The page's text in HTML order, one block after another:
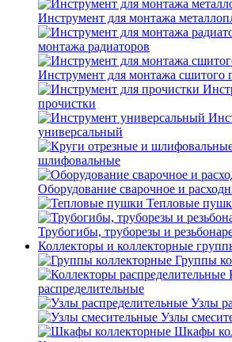
Инструмент для монтажа
монтажа радиаторов
Инструмент для монтажа сшитого
прочистки
универсальный
шлифовальные
Оборудование сварочное и
Тепловые
Трубогибы, труборезы и
Коллекторы и коллекторные
Группы
распределительные
Узлы
Узлы
Шкафы